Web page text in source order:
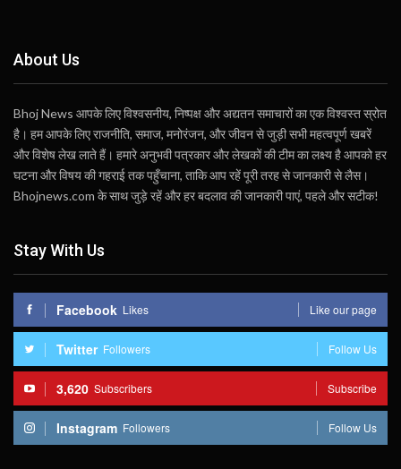
About Us
Bhoj News आपके लिए विश्वसनीय, निष्पक्ष और अद्यतन समाचारों का एक विश्वस्त स्रोत
है। हम आपके लिए राजनीति, समाज, मनोरंजन, और जीवन से जुड़ी सभी महत्वपूर्ण खबरें
और विशेष लेख लाते हैं। हमारे अनुभवी पत्रकार और लेखकों की टीम का लक्ष्य है आपको हर
घटना और विषय की गहराई तक पहुँचाना, ताकि आप रहें पूरी तरह से जानकारी से लैस।
Bhojnews.com के साथ जुड़े रहें और हर बदलाव की जानकारी पाएं, पहले और सटीक!
Stay With Us
Facebook Likes Like our page
Twitter Followers Follow Us
3,620 Subscribers Subscribe
Instagram Followers Follow Us